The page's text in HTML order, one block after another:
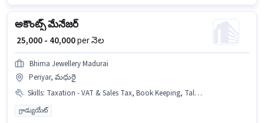
అకౌంట్స్ మేనేజర్
₹ 25,000 - 40,000per నెల
Bhima Jewellery Madurai
Periyar, మధురై
Skills: Taxation - VAT & Sales Tax, Book Keeping, Tally, TDS, Audit, GST, Cash Flow
గ్రాడ్యుయేట్